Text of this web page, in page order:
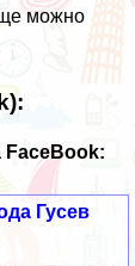
можно
Гусев